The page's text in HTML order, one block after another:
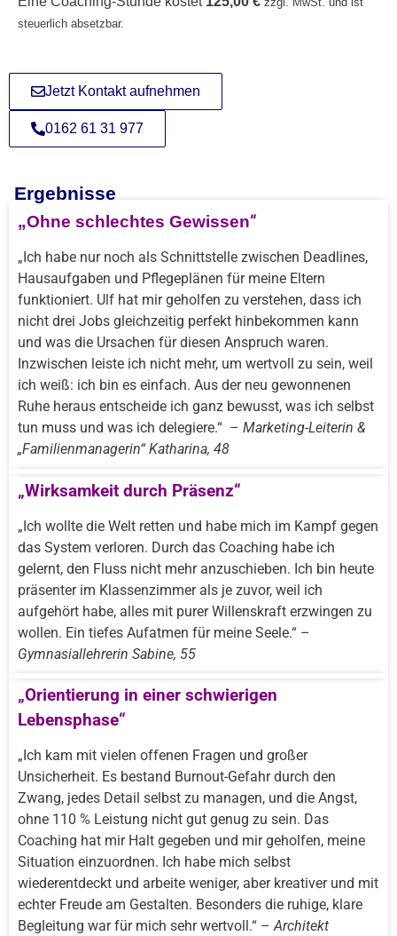
steuerlich absetzbar.
0162 61 31 977
Jetzt Kontakt aufnehmen
Ergebnisse
„Ohne schlechtes Gewissen“
„Ich habe nur noch als Schnittstelle zwischen Deadlines,
Hausaufgaben und Pflegeplänen für meine Eltern
funktioniert. Ulf hat mir geholfen zu verstehen, dass ich
nicht drei Jobs gleichzeitig perfekt hinbekommen kann
und was die Ursachen für diesen Anspruch waren.
Inzwischen leiste ich nicht mehr, um wertvoll zu sein, weil
ich weiß: ich bin es einfach. Aus der neu gewonnenen
Ruhe heraus entscheide ich ganz bewusst, was ich selbst
tun muss und was ich delegiere.“ – Marketing-Leiterin &
„Familienmanagerin“ Katharina, 48
„Wirksamkeit durch Präsenz“
„Ich wollte die Welt retten und habe mich im Kampf gegen
das System verloren. Durch das Coaching habe ich
gelernt, den Fluss nicht mehr anzuschieben. Ich bin heute
präsenter im Klassenzimmer als je zuvor, weil ich
aufgehört habe, alles mit purer Willenskraft erzwingen zu
wollen. Ein tiefes Aufatmen für meine Seele.“ –
Gymnasiallehrerin Sabine, 55
„Orientierung in einer schwierigen
Lebensphase“
„Ich kam mit vielen offenen Fragen und großer
Unsicherheit. Es bestand Burnout-Gefahr durch den
Zwang, jedes Detail selbst zu managen, und die Angst,
ohne 110 % Leistung nicht gut genug zu sein. Das
Coaching hat mir Halt gegeben und mir geholfen, meine
Situation einzuordnen. Ich habe mich selbst
wiederentdeckt und arbeite weniger, aber kreativer und mit
echter Freude am Gestalten. Besonders die ruhige, klare
Begleitung war für mich sehr wertvoll.“ –Architekt